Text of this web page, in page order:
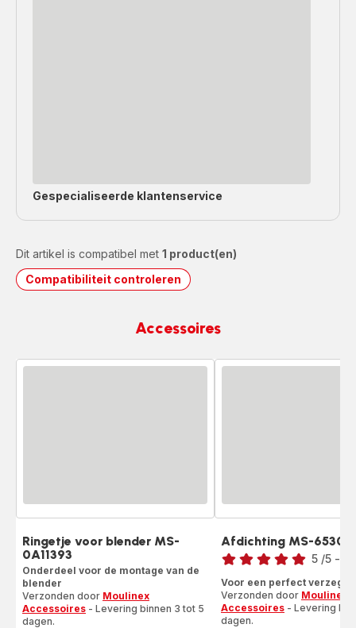
Gespecialiseerde klantenservice
Dit artikel is compatibel met 1 product(en)
Compatibiliteit controleren
Accessoires
Ringetje voor blender MS-
0A11393
Onderdeel voor de montage van de
blender
Verzonden door Moulinex
Accessoires - Levering binnen 3 tot 5
dagen.
Afdichting MS-
Beoordeling
met
vijf
sterren
5 /5 -
Voor een perfect
Verzonden door Moulinex
Accessoires - Levering
dagen.